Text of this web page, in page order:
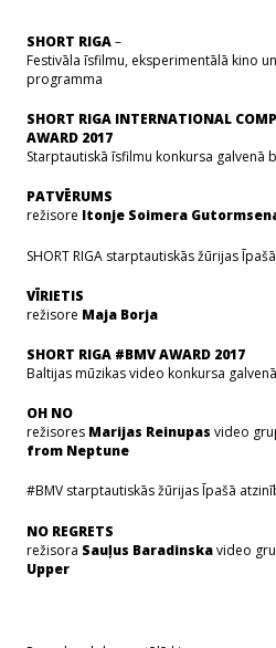
SHORT RIGA–
Festivāla īsfilmu, eksperimentālā kino
programma
SHORT RIGA INTERNATIONAL
AWARD 2017
Starptautiskā īsfilmu konkursa galvenā
PATVĒRUMS
režisore Itonje Soimera
SHORT RIGA starptautiskās žūrijas
VĪRIETIS
režisore Maja Borja
SHORT RIGA #BMV AWARD 2017
Baltijas mūzikas video konkursa
OH NO
režisores Marijas Reinupas video
from Neptune
#BMV starptautiskās žūrijas Īpašā
NO REGRETS
režisora Sauļus Baradinskavideo
Upper